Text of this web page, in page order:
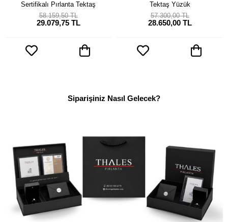
Sertifikalı Pırlanta Tektaş
29.079,75 TL
58.159,50 TL
Tektaş Yüzük
28.650,00 TL
57.300,00 TL
Siparişiniz Nasıl Gelecek?